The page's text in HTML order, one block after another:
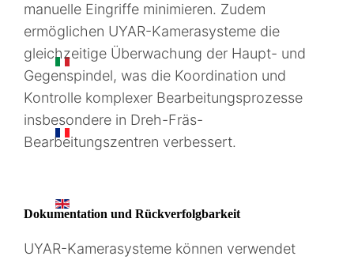
IT
FR
EN
manuelle Eingriffe minimieren. Zudem
ermöglichen UYAR-Kamerasysteme die
gleichzeitige Überwachung der Haupt- und
Gegenspindel, was die Koordination und
Kontrolle komplexer Bearbeitungsprozesse
insbesondere in Dreh-Fräs-
Bearbeitungszentren verbessert.
Dokumentation und Rückverfolgbarkeit
UYAR-Kamerasysteme können verwendet